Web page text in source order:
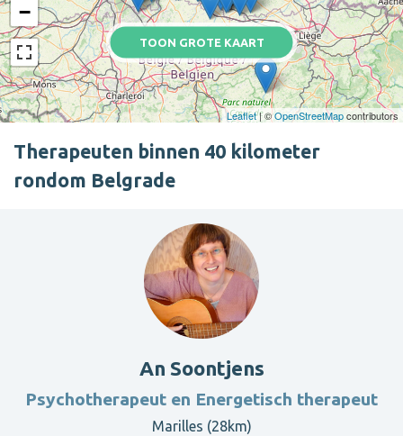
TOON GROTE KAART
−
Leaflet| ©OpenStreetMapcontributors
Therapeuten binnen 40 kilometer
rondom Belgrade
An Soontjens
Psychotherapeut en Energetisch therapeut
Marilles (28km)